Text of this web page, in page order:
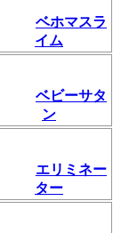
ベホマスラ
イム
ベビーサタ
ン
エリミネー
ター